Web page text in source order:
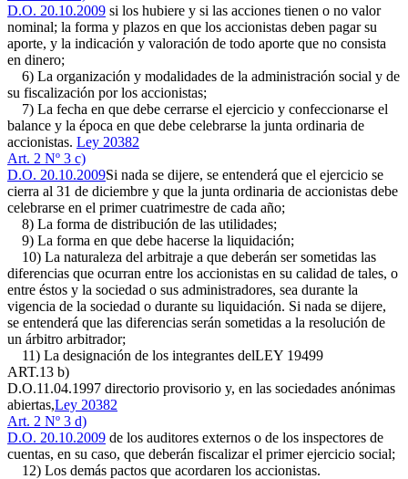
D.O. 20.10.2009 si los hubiere y si las acciones tienen o no valor
nominal; la forma y plazos en que los accionistas deben pagar su
aporte, y la indicación y valoración de todo aporte que no consista
en dinero;
6) La organización y modalidades de la administración social y de
su fiscalización por los accionistas;
7) La fecha en que debe cerrarse el ejercicio y confeccionarse el
balance y la época en que debe celebrarse la junta ordinaria de
accionistas. Ley 20382
Art. 2 Nº 3 c)
D.O. 20.10.2009Si nada se dijere, se entenderá que el ejercicio se
cierra al 31 de diciembre y que la junta ordinaria de accionistas debe
celebrarse en el primer cuatrimestre de cada año;
8) La forma de distribución de las utilidades;
9) La forma en que debe hacerse la liquidación;
10) La naturaleza del arbitraje a que deberán ser sometidas las
diferencias que ocurran entre los accionistas en su calidad de tales, o
entre éstos y la sociedad o sus administradores, sea durante la
vigencia de la sociedad o durante su liquidación. Si nada se dijere,
se entenderá que las diferencias serán sometidas a la resolución de
un árbitro arbitrador;
11) La designación de los integrantes delLEY 19499
ART.13 b)
D.O.11.04.1997 directorio provisorio y, en las sociedades anónimas
abiertas,Ley 20382
Art. 2 Nº 3 d)
D.O. 20.10.2009 de los auditores externos o de los inspectores de
cuentas, en su caso, que deberán fiscalizar el primer ejercicio social;
12) Los demás pactos que acordaren los accionistas.